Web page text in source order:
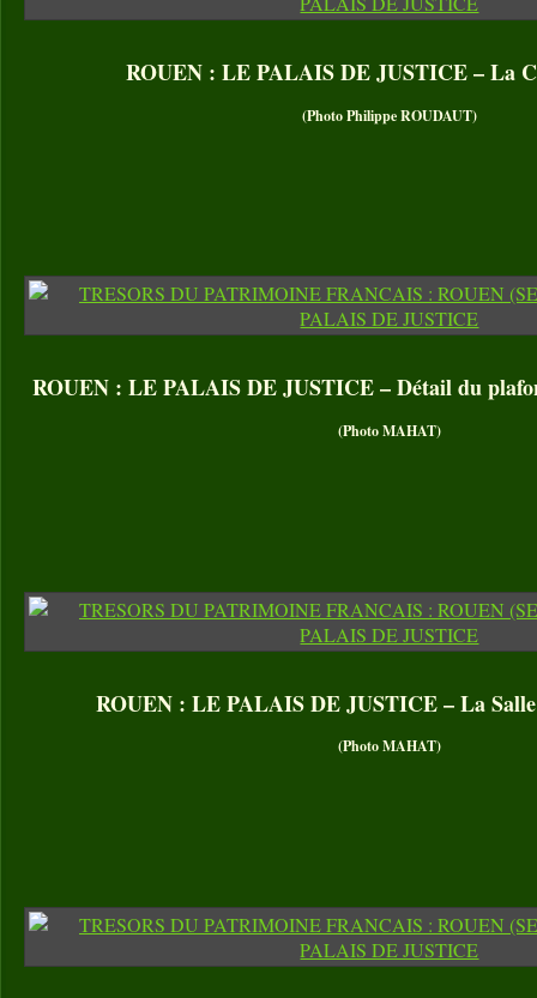
ROUEN : LE PALAIS DE JUSTICE – La
(Photo Philippe ROUDAUT)
ROUEN : LE PALAIS DE JUSTICE – Détail du
(Photo MAHAT)
ROUEN : LE PALAIS DE JUSTICE – La
(Photo MAHAT)